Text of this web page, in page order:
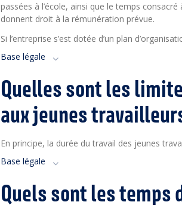
passées à l’école, ainsi que le temps
donnent droit à la rémunération prévue.
Si l’entreprise s’est dotée d’un plan
Base légale
Quelles sont les
aux jeunes
En principe, la durée du travail des jeunes
Base légale
Quels sont les temps